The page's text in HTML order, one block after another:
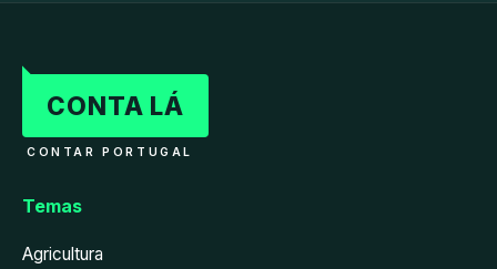
CONTA LÁ
CONTAR PORTUGAL
Temas
Agricultura